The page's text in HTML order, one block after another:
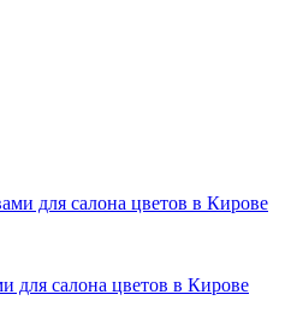
для салона цветов в Кирове